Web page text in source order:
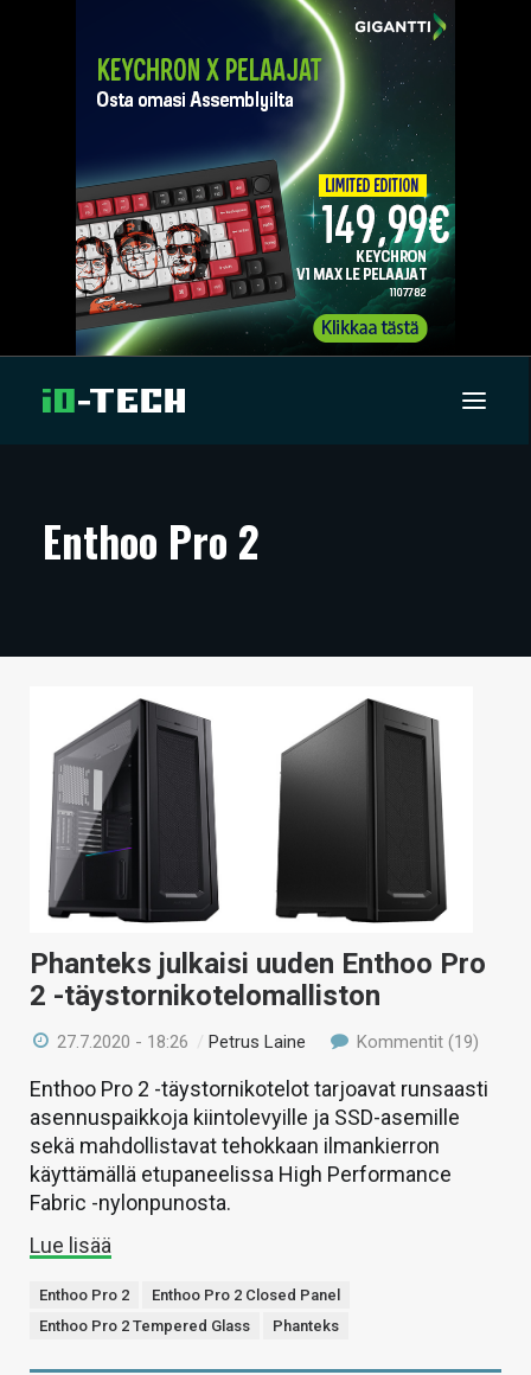
ARTIKKELIT
TECHBBS
HINTA.FI
KAUPPA
VAIHDA TEEMA
HAKU
Enthoo Pro 2
Phanteks julkaisi uuden Enthoo Pro
2 -täystornikotelomalliston
27.7.2020 - 18:26 /Petrus Laine Kommentit (19)
Enthoo Pro 2 -täystornikotelot tarjoavat runsaasti
asennuspaikkoja kiintolevyille ja SSD-asemille
sekä mahdollistavat tehokkaan ilmankierron
käyttämällä etupaneelissa High Performance
Fabric -nylonpunosta.
Lue lisää
Enthoo Pro 2
Enthoo Pro 2 Closed Panel
Enthoo Pro 2 Tempered Glass
Phanteks